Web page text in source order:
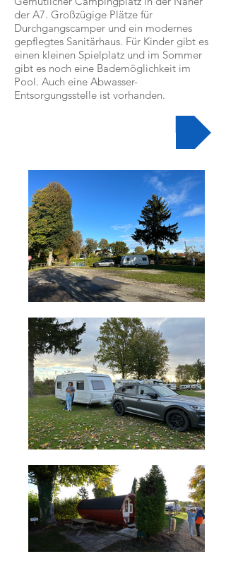
der A7. Großzügige Plätze für
Durchgangscamper und ein modernes
gepflegtes Sanitärhaus. Für Kinder gibt es
einen kleinen Spielplatz und im Sommer
gibt es noch eine Bademöglichkeit im
Pool. Auch eine Abwasser-
Entsorgungsstelle ist vorhanden.